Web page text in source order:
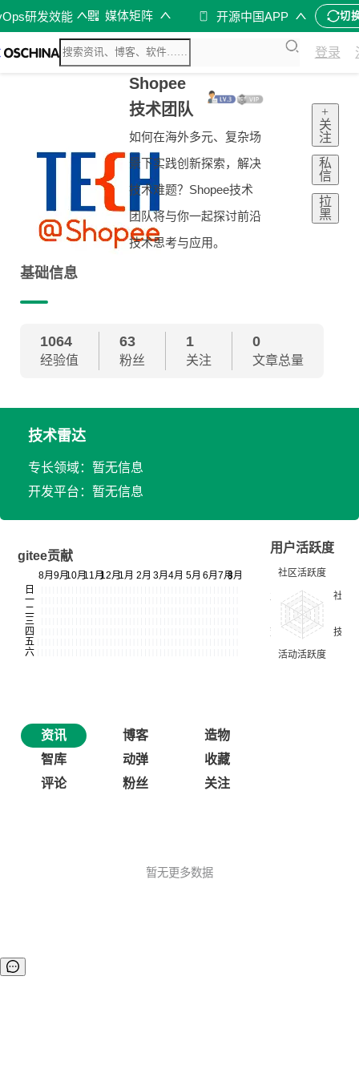
研发效能 媒体矩阵 开源中国APP 切
登录
Shopee
技术团队
如何在海外多元、复杂场
景下实践创新探索，解决
技术难题？Shopee技术
团队将与你一起探讨前沿
技术思考与应用。
+
关
注
私
信
拉
黑
基础信息
1064
经验值
63
粉丝
1
关注
0
文章总量
技术雷达
专长领域：暂无信息
开发平台：暂无信息
gitee贡献
用户活跃度
资讯 博客
造物
智库
动弹
收藏
评论
粉丝 关注
暂无更多数据